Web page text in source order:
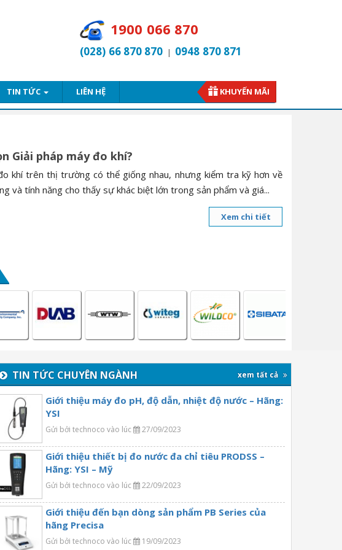
1900 066 870
(028) 66 870 870 | 0948 870 871
TIN TỨC LIÊN HỆ KHUYẾN MÃI
Giải pháp máy đo khí?
khí trên thị trường có thể giống nhau, nhưng kiểm tra kỹ hơn về
và tính năng cho thấy sự khác biệt lớn trong sản phẩm và giá...
Xem chi tiết
TIN TỨC CHUYÊN NGÀNH xem tất cả
Giới thiệu máy đo pH, độ dẫn, nhiệt độ nước – Hãng:
YSI
Gửi bởi technoco vào lúc 27/09/2023
Giới thiệu thiết bị đo nước đa chỉ tiêu PRODSS –
Hãng: YSI – Mỹ
Gửi bởi technoco vào lúc 22/09/2023
Giới thiệu đến bạn dòng sản phẩm PB Series của
hãng Precisa
Gửi bởi technoco vào lúc 19/09/2023